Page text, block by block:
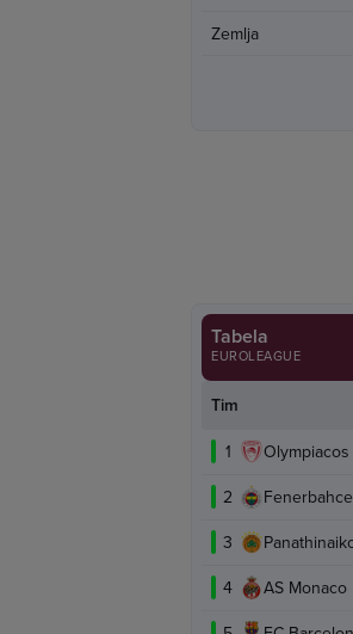
Zemlja
Tabela
EUROLEAGUE
Tim
1 Olympiacos
2
3
4 AS Monaco